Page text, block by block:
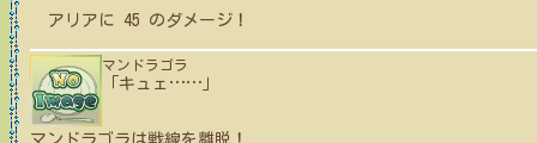
アリア に 45 のダメージ！
マンドラゴラ
「キュェ ……
マンドラゴラは戦線を離脱！